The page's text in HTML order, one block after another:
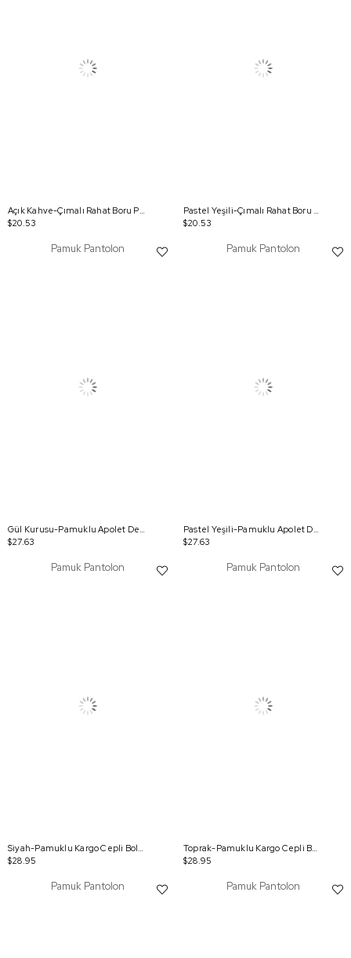
Açık Kahve-Çımalı Rahat Boru Paça Pantolon
$20.53
Pastel Yeşili-Çımalı Rahat Boru Paça Pantolon
$20.53
Pamuk Pantolon
Gül Kurusu-Pamuklu Apolet Detaylı Çıtçıtlı Kargo Pantolon
$27.63
Pamuk Pantolon
Pastel Yeşili-Pamuklu Apolet Detaylı Çıtçıtlı Kargo Pantolon
$27.63
Pamuk Pantolon
Siyah-Pamuklu Kargo Cepli Bol Paça Pantolon
$28.95
Pamuk Pantolon
Toprak-Pamuklu Kargo Cepli Bol Paça Pantolon
$28.95
Pamuk Pantolon Pamuk Pantolon